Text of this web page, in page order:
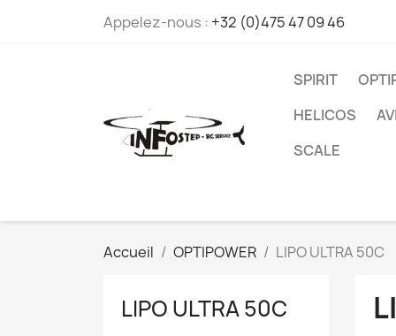
Appelez-nous : +32 (0)475 47 09 46
SPIRIT
HELICOS
SCALE
Accueil OPTIPOWER LIPO ULTRA 50C
LIPO ULTRA 50C